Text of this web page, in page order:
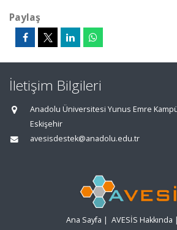
Paylaş
İletişim Bilgileri
Anadolu Üniversitesi Yunus Emre
Eskişehir
avesisdestek@anadolu.edu.tr
Ana Sayfa | AVESİS Hakkında |